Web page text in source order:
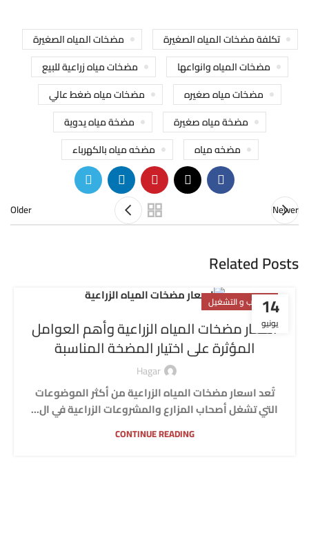
تكلفة مضخات المياه الصغيرة
مضخات المياه الصغيرة
مضخات المياه وانواعها
مضخات مياه زراعية للبيع
مضخات مياه صغيره
مضخات مياه ضغط عالي
مضخة مياه صغيرة
مضخة مياه يدوية
مضخه مياه
مضخه مياه بالكهرباء
Newer
Older
Related Posts
14
يونيو
التركيب و التشغيل
اسعار مضخات المياه الزراعية وأهم العوامل
المؤثرة على اختيار المضخة المناسبة
Hagar
تُعد اسعار مضخات المياه الزراعية من أكثر الموضوعات
التي تشغل أصحاب المزارع والمشروعات الزراعية في ال...
CONTINUE READING